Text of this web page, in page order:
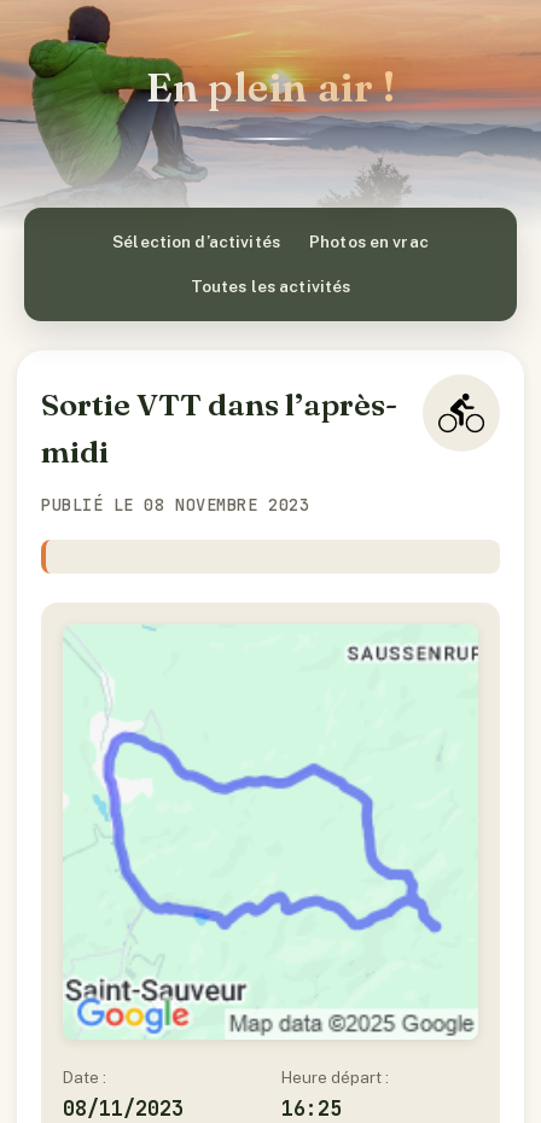
En plein air !
Sélection d’activités Photos en vrac
Toutes les activités
Sortie VTT dans l’après-
midi
PUBLIÉ LE 08 NOVEMBRE 2023
Date :
08/11/2023
Heure départ :
16:25